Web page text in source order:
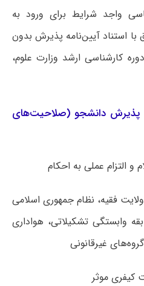
واجد شرایط برای ورود به
با استناد آیین‌نامه پذیرش بدون
کارشناسی ارشد وزارت علوم،
دانشجو (صلاحیت‌های
و التزام عملی به احکام
ولایت فقیه، نظام جمهوری اسلامی
وابستگی تشکیلاتی، هواداری
غیرقانونی
کیفری موثر